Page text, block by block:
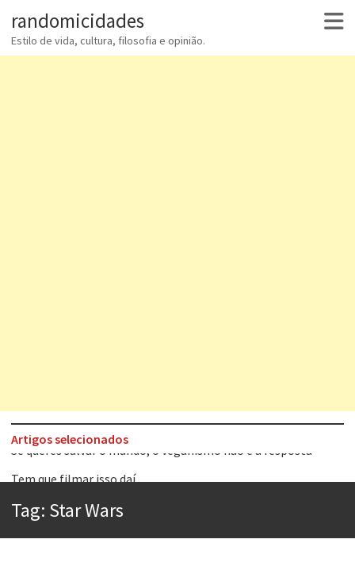
randomicidades
Estilo de vida, cultura, filosofia e opinião.
Artigos selecionados
Aprender a fracassar é o segredo do sucesso
Tag: Star Wars